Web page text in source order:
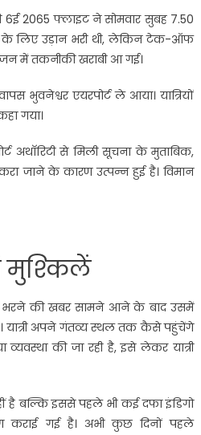
6ई 2065 फ्लाइट ने सोमवार सुबह 7.50
के लिए उड़ान भरी थी, लेकिन टेक-ऑफ
में तकनीकी खराबी आ गई।
भुवनेश्वर एयरपोर्ट ले आया। यात्रियों
गया।
अथाॅरिटी से मिली सूचना के मुताबिक,
जाने के कारण उत्पन्न हुई है। विमान
मुश्‍किलें
भरने की खबर सामने आने के बाद उसमें
यात्री अपने गंतव्य स्थल तक कैसे पहुंचेंगे
व्यवस्था की जा रही है, इसे लेकर यात्री
है बल्कि इससे पहले भी कई दफा इंडिगो
कराई गई है। अभी कुछ‍ दिनों पहले